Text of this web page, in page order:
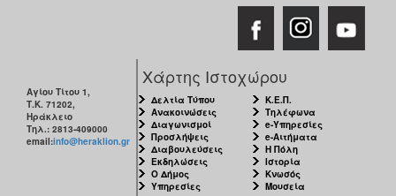
Αγίου Τίτου 1,
Τ.Κ. 71202,
Ηράκλειο
Τηλ.: 2813-409000
email:info@heraklion.gr
Χάρτης Ιστοχώρου
Δελτία Τύπου
Ανακοινώσεις
Διαγωνισμοί
Προσλήψεις
Διαβουλεύσεις
Εκδηλώσεις
Ο Δήμος
Υπηρεσίες
Κ.Ε.Π.
Τηλέφωνα
e-Υπηρεσίες
e-Αιτήματα
Η Πόλη
Ιστορία
Κνωσός
Μουσεία